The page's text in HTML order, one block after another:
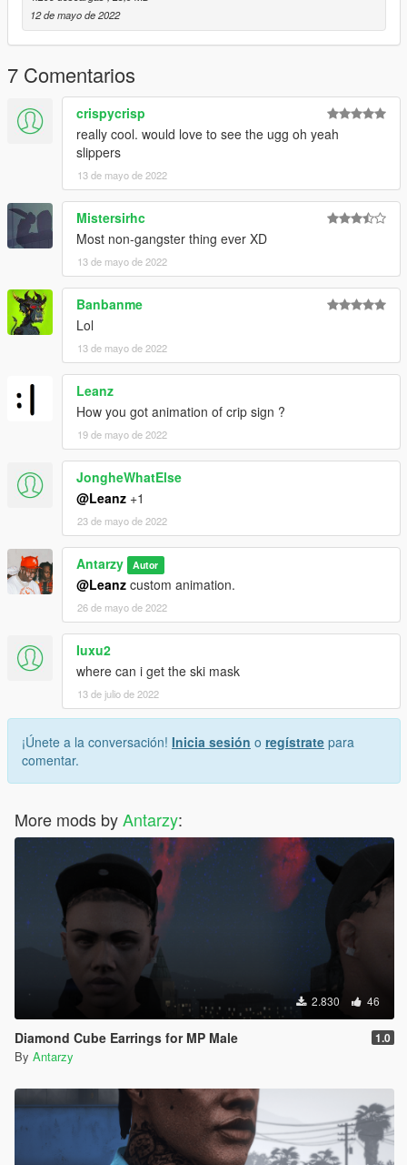
12 de mayo de 2022
7 Comentarios
crispycrisp
really cool. would love to see the ugg oh yeah
slippers
13 de mayo de 2022
Mistersirhc
Most non-gangster thing ever XD
13 de mayo de 2022
Banbanme
Lol
13 de mayo de 2022
Leanz
How you got animation of crip sign ?
19 de mayo de 2022
JongheWhatElse
@Leanz +1
23 de mayo de 2022
Antarzy Autor
@Leanz custom animation.
26 de mayo de 2022
Iuxu2
where can i get the ski mask
13 de julio de 2022
¡Únete a la conversación! Inicia sesión o regístrate para
comentar.
More mods byAntarzy:
2.830 46
Diamond Cube Earrings for MP Male 1.0
By Antarzy